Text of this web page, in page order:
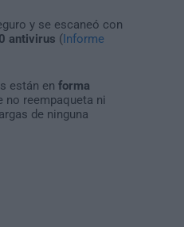
y se escaneó con
antivirus (Informe
están en forma
no reempaqueta ni
de ninguna